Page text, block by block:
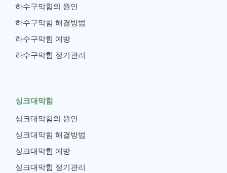
하수구막힘의 원인
하수구막힘 해결방법
하수구막힘 예방
하수구막힘 정기관리
싱크대막힘
싱크대막힘의 원인
싱크대막힘 해결방법
싱크대막힘 예방
싱크대막힘 정기관리